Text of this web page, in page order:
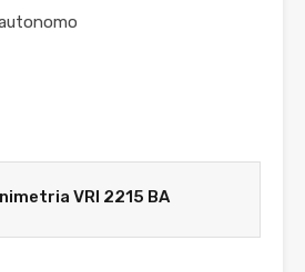
VRI 2215 BA